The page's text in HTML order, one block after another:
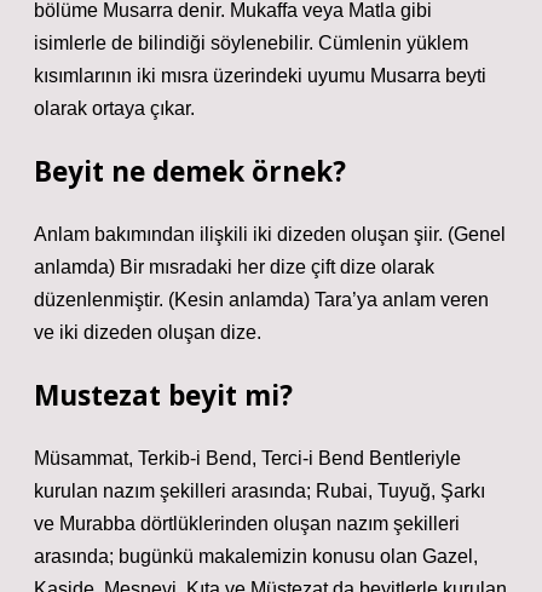
bölüme Musarra denir. Mukaffa veya Matla gibi
isimlerle de bilindiği söylenebilir. Cümlenin yüklem
kısımlarının iki mısra üzerindeki uyumu Musarra beyti
olarak ortaya çıkar.
Beyit ne demek örnek?
Anlam bakımından ilişkili iki dizeden oluşan şiir. (Genel
anlamda) Bir mısradaki her dize çift dize olarak
düzenlenmiştir. (Kesin anlamda) Tara’ya anlam veren
ve iki dizeden oluşan dize.
Mustezat beyit mi?
Müsammat, Terkib-i Bend, Terci-i Bend Bentleriyle
kurulan nazım şekilleri arasında; Rubai, Tuyuğ, Şarkı
ve Murabba dörtlüklerinden oluşan nazım şekilleri
arasında; bugünkü makalemizin konusu olan Gazel,